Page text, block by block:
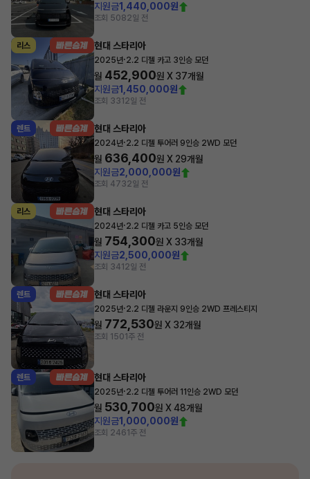
지원금1,440,000원
조회 5082일 전
리스 현대 스타리아
2025년·2.2 디젤 카고 3인승 모던
월 452,900원 X 37개월
지원금1,450,000원
조회 331 2일 전
렌트 현대 스타리아
2024년·2.2 디젤 투어러 9인승 2WD 모던
월 636,400원 X 29개월
지원금2,000,000원
조회 4732일 전
리스 현대 스타리아
2024년·2.2 디젤 카고 5인승 모던
월 754,300원 X 33개월
지원금2,500,000원
조회 341 2일 전
렌트 현대 스타리아
2025년·2.2 디젤 라운지 9인승 2WD 프레스티지
월 772,530원 X 32개월
조회 1501주 전
렌트 현대 스타리아
2025년·2.2 디젤 투어러 11인승 2WD 모던
월 530,700원 X48개월
지원금1,000,000원
조회 2461주 전